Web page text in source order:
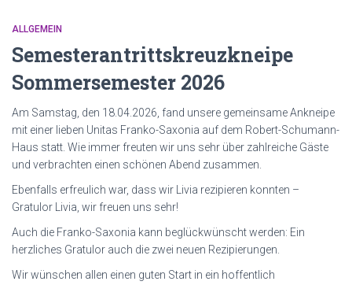
ALLGEMEIN
Semesterantrittskreuzkneipe
Sommersemester 2026
Am Samstag, den 18.04.2026, fand unsere gemeinsame Ankneipe
mit einer lieben Unitas Franko-Saxonia auf dem Robert-Schumann-
Haus statt. Wie immer freuten wir uns sehr über zahlreiche Gäste
und verbrachten einen schönen Abend zusammen.
Ebenfalls erfreulich war, dass wir Livia rezipieren konnten –
Gratulor Livia, wir freuen uns sehr!
Auch die Franko-Saxonia kann beglückwünscht werden: Ein
herzliches Gratulor auch die zwei neuen Rezipierungen.
Wir wünschen allen einen guten Start in ein hoffentlich